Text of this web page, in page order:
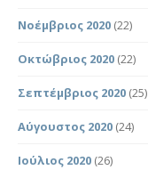
Νοέμβριος 2020 (22)
Οκτώβριος 2020 (22)
Σεπτέμβριος 2020 (25)
Αύγουστος 2020 (24)
Ιούλιος 2020 (26)